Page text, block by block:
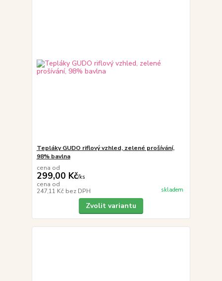
Tepláky GUDO riflový vzhled, zelené prošívání,
98% bavlna
cena od
299,00 Kč/ks
cena od
247,11 Kč bez DPH skladem
Zvolit variantu